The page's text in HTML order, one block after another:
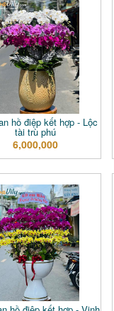
hồ điệp kết hợp - Lộc
tài trù phú
6,000,000